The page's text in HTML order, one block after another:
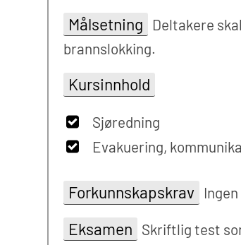
Målsetning
Deltakere
brannslokking.
Kursinnhold
Sjøredning
Evakuering,
Forkunnskapskrav
Eksamen Skriftlig test